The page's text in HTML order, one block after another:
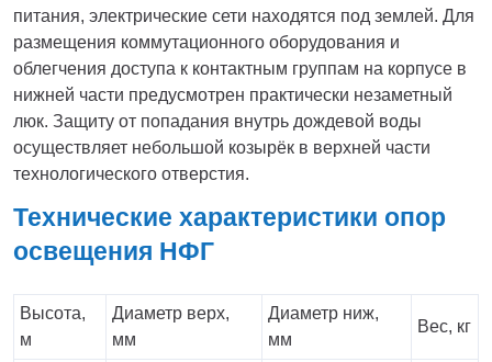
питания, электрические сети находятся под землей. Для
размещения коммутационного оборудования и
облегчения доступа к контактным группам на корпусе в
нижней части предусмотрен практически незаметный
люк. Защиту от попадания внутрь дождевой воды
осуществляет небольшой козырёк в верхней части
технологического отверстия.
Технические характеристики опор
освещения НФГ
Высота,
м
Диаметр верх,
мм
Диаметр ниж,
мм
Вес, кг